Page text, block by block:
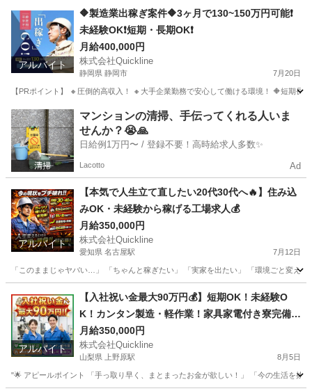
本宿駅 機械
アルバイト
🔶製造業出稼ぎ案件🔶3ヶ月で130~150万円可能❗️
未経験OK❗️短期・長期OK❗️
月給400,000円
株式会社Quickline
静岡県 静岡市 7月20日
【PRポイント】 🔸圧倒的高収入！ 🔸大手企業勤務で安心して働ける環境！ 🔶短期
静岡 静岡市 工場 短期
マンションの清掃、手伝ってくれる人いま
せんか？😭🙏
日給例1万円〜 / 登録不要！高時給求人多数✨
Lacotto Ad
アルバイト
【本気で人生立て直したい20代30代へ🔥】住み込
みOK・未経験から稼げる工場求人💰
月給350,000円
株式会社Quickline
愛知県 名古屋駅 7月12日
「このままじゃヤバい…」 「ちゃんと稼ぎたい」 「実家を出たい」 「環境ごと変え
名古屋駅 工場 住み込み
アルバイト
【入社祝い金最大90万円💰】短期OK！未経験O
K！カンタン製造・軽作業！家具家電付き寮完備
🏠
月給350,000円
株式会社Quickline
山梨県 上野原駅 8月5日
"🌟 アピールポイント 「手っ取り早く、まとまったお金が欲しい！」 「今の生活を抜